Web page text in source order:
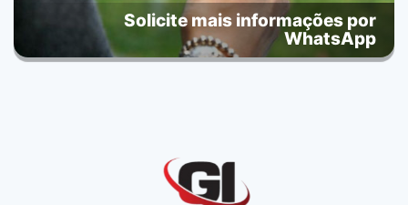
Solicite mais informações por
WhatsApp